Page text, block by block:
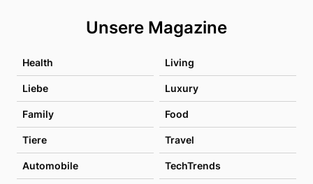
Unsere Magazine
Health Living
Liebe Luxury
Family Food
Tiere Travel
Automobile TechTrends